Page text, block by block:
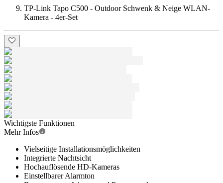
TP-Link Tapo C500 - Outdoor Schwenk & Neige WLAN-
Kamera - 4er-Set
Wichtigste Funktionen
Mehr Infos
Vielseitige Installationsmöglichkeiten
Integrierte Nachtsicht
Hochauflösende HD-Kameras
Einstellbarer Alarmton